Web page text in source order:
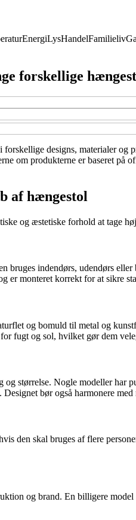
EnergiLysHandelFamilieliv
forskellige
designs, materialer og
om produkterne er baseret på
af hængestol
og æstetiske forhold at tage
bruges indendørs, udendørs
er monteret korrekt for at sikre
og bomuld til metal og
fugt og sol, hvilket gør dem
størrelse. Nogle modeller har
bør også harmonere
den skal bruges af flere
og brand. En billigere